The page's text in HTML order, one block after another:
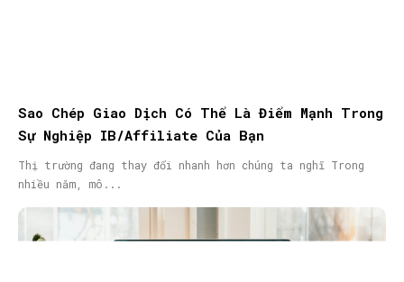
Sao Chép Giao Dịch Có Thể Là Điểm Mạnh Trong
Sự Nghiệp IB/Affiliate Của Bạn
Thị trường đang thay đổi nhanh hơn chúng ta nghĩ Trong
nhiều năm, mô...